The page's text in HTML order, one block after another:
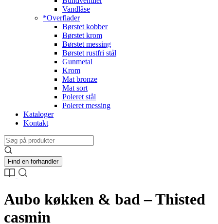
Vandlåse
*Overflader
Børstet kobber
Børstet krom
Børstet messing
Børstet rustfri stål
Gunmetal
Krom
Mat bronze
Mat sort
Poleret stål
Poleret messing
Kataloger
Kontakt
Find en forhandler
Aubo køkken & bad – Thisted
casmin